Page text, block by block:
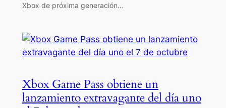
Xbox de próxima generación…
Xbox Game Pass obtiene un
lanzamiento extravagante del día uno